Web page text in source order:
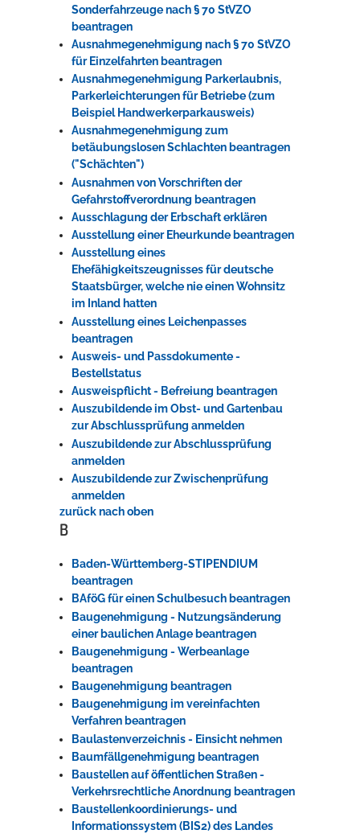
Sonderfahrzeuge nach § 70 StVZO
beantragen
Ausnahmegenehmigung nach § 70 StVZO
für Einzelfahrten beantragen
Ausnahmegenehmigung Parkerlaubnis,
Parkerleichterungen für Betriebe (zum
Beispiel Handwerkerparkausweis)
Ausnahmegenehmigung zum
betäubungslosen Schlachten beantragen
("Schächten")
Ausnahmen von Vorschriften der
Gefahrstoffverordnung beantragen
Ausschlagung der Erbschaft erklären
Ausstellung einer Eheurkunde beantragen
Ausstellung eines
Ehefähigkeitszeugnisses für deutsche
Staatsbürger, welche nie einen Wohnsitz
im Inland hatten
Ausstellung eines Leichenpasses
beantragen
Ausweis- und Passdokumente -
Bestellstatus
Ausweispflicht - Befreiung beantragen
Auszubildende im Obst- und Gartenbau
zur Abschlussprüfung anmelden
Auszubildende zur Abschlussprüfung
anmelden
Auszubildende zur Zwischenprüfung
anmelden
zurück nach oben
B
Baden-Württemberg-STIPENDIUM
beantragen
BAföG für einen Schulbesuch beantragen
Baugenehmigung - Nutzungsänderung
einer baulichen Anlage beantragen
Baugenehmigung - Werbeanlage
beantragen
Baugenehmigung beantragen
Baugenehmigung im vereinfachten
Verfahren beantragen
Baulastenverzeichnis - Einsicht nehmen
Baumfällgenehmigung beantragen
Baustellen auf öffentlichen Straßen -
Verkehrsrechtliche Anordnung beantragen
Baustellenkoordinierungs- und
Informationssystem (BIS2) des Landes